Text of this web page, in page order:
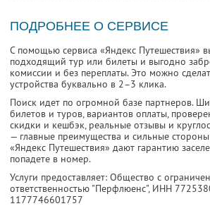
ПОДРОБНЕЕ О СЕРВИСЕ
С помощью сервиса «Яндекс Путешествия»
подходящий тур или билеты и выгодно
комиссии и без переплаты. Это можно
устройства буквально в 2–3 клика.
Поиск идет по огромной базе партнеров.
билетов и туров, вариантов оплаты,
скидки и кешбэк, реальные отзывы и
— главные преимущества и сильные стороны
«Яндекс Путешествия» дают гарантию
попадете в номер.
Услуги предоставляет: Общество с
ответственностью "Перфлюенс", ИНН
1177746601757